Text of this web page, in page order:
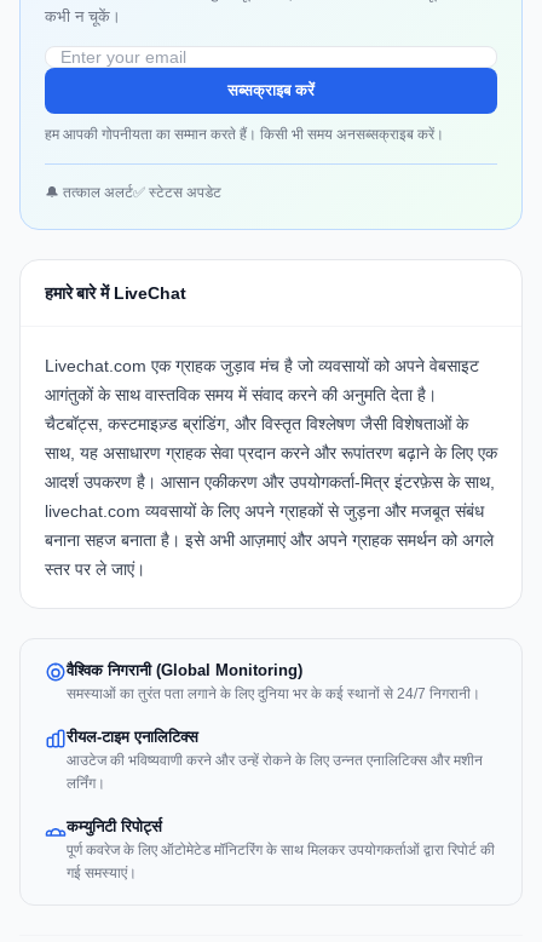
कभी न चूकें।
सब्सक्राइब करें
हम आपकी गोपनीयता का सम्मान करते हैं। किसी भी समय अनसब्सक्राइब करें।
🔔 तत्काल अलर्ट✅ स्टेटस अपडेट
हमारे बारे में LiveChat
Livechat.com एक ग्राहक जुड़ाव मंच है जो व्यवसायों को अपने वेबसाइट
आगंतुकों के साथ वास्तविक समय में संवाद करने की अनुमति देता है।
चैटबॉट्स, कस्टमाइज़्ड ब्रांडिंग, और विस्तृत विश्लेषण जैसी विशेषताओं के
साथ, यह असाधारण ग्राहक सेवा प्रदान करने और रूपांतरण बढ़ाने के लिए एक
आदर्श उपकरण है। आसान एकीकरण और उपयोगकर्ता-मित्र इंटरफ़ेस के साथ,
livechat.com व्यवसायों के लिए अपने ग्राहकों से जुड़ना और मजबूत संबंध
बनाना सहज बनाता है। इसे अभी आज़माएं और अपने ग्राहक समर्थन को अगले
स्तर पर ले जाएं।
वैश्विक निगरानी (Global Monitoring)
समस्याओं का तुरंत पता लगाने के लिए दुनिया भर के कई स्थानों से 24/7 निगरानी।
रीयल-टाइम एनालिटिक्स
आउटेज की भविष्यवाणी करने और उन्हें रोकने के लिए उन्नत एनालिटिक्स और मशीन
लर्निंग।
कम्युनिटी रिपोर्ट्स
पूर्ण कवरेज के लिए ऑटोमेटेड मॉनिटरिंग के साथ मिलकर उपयोगकर्ताओं द्वारा रिपोर्ट की
गई समस्याएं।